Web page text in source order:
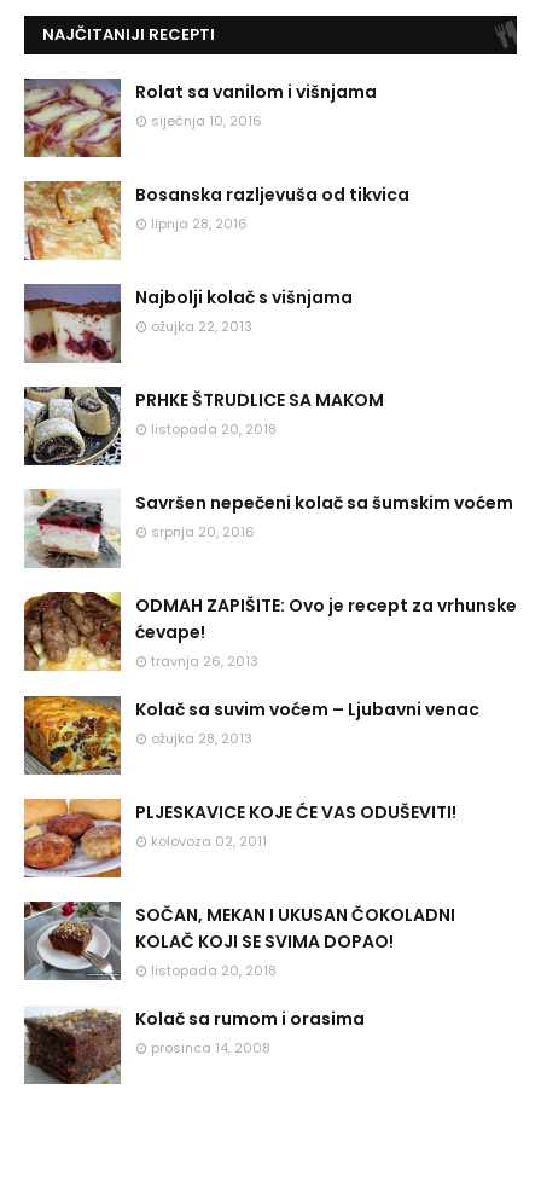
NAJČITANIJI RECEPTI
Rolat sa vanilom i višnjama
siječnja 10, 2016
Bosanska razljevuša od tikvica
lipnja 28, 2016
Najbolji kolač s višnjama
ožujka 22, 2013
PRHKE ŠTRUDLICE SA MAKOM
listopada 20, 2018
Savršen nepečeni kolač sa šumskim voćem
srpnja 20, 2016
ODMAH ZAPIŠITE: Ovo je recept za vrhunske
ćevape!
travnja 26, 2013
Kolač sa suvim voćem – Ljubavni venac
ožujka 28, 2013
PLJESKAVICE KOJE ĆE VAS ODUŠEVITI!
kolovoza 02, 2011
SOČAN, MEKAN I UKUSAN ČOKOLADNI
KOLAČ KOJI SE SVIMA DOPAO!
listopada 20, 2018
Kolač sa rumom i orasima
prosinca 14, 2008